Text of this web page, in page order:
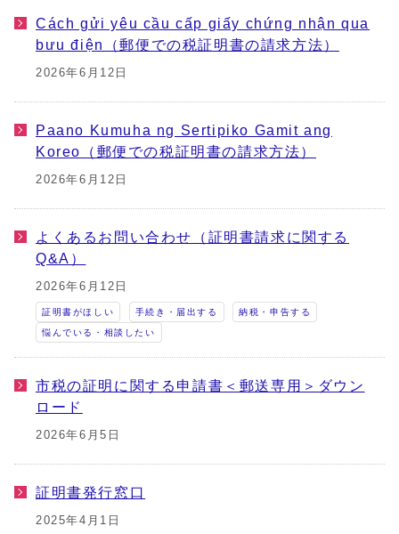
Cách gửi yêu cầu cấp giấy chứng nhận qua
bưu điện（郵便での税証明書の請求方法）
2026年6月12日
Paano Kumuha ng Sertipiko Gamit ang
Koreo（郵便での税証明書の請求方法）
2026年6月12日
よくあるお問い合わせ（証明書請求に関する
Q&A）
2026年6月12日
証明書がほしい 手続き・届出する 納税・申告する
悩んでいる・相談したい
市税の証明に関する申請書＜郵送専用＞ダウン
ロード
2026年6月5日
証明書発行窓口
2025年4月1日